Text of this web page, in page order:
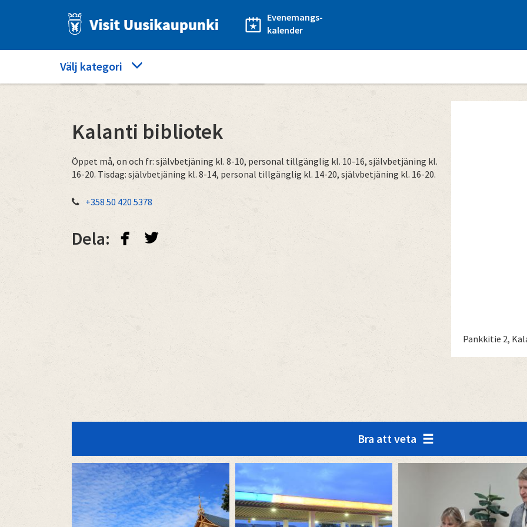
Evenemangs-
kalender
Category
menu
Välj kategori
Hem Bra att veta
Kalanti bibliotek
Öppet må, on och fr: självbetjäning kl. 8-10, personal tillgänglig kl. 10-16, självbetjäning kl.
16-20. Tisdag: självbetjäning kl. 8-14, personal tillgänglig kl. 14-20, självbetjäning kl. 16-20.
+358 50 420 5378
Dela: facebook twitterbird
Pankkitie 2,
Bra att veta